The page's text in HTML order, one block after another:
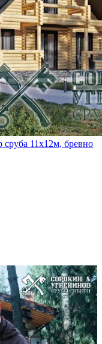
11х12м, бревно